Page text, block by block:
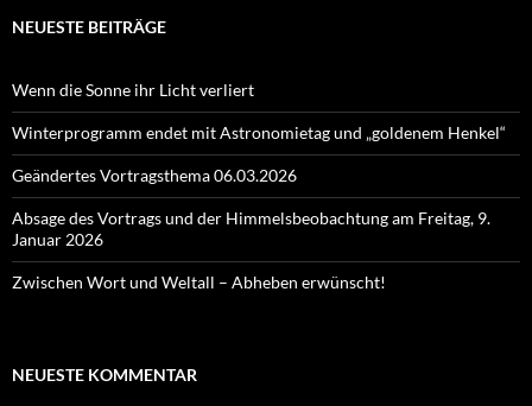
NEUESTE BEITRÄGE
Wenn die Sonne ihr Licht verliert
Winterprogramm endet mit Astronomietag und „goldenem Henkel“
Geändertes Vortragsthema 06.03.2026
Absage des Vortrags und der Himmelsbeobachtung am Freitag, 9.
Januar 2026
Zwischen Wort und Weltall – Abheben erwünscht!
NEUESTE KOMMENTAR